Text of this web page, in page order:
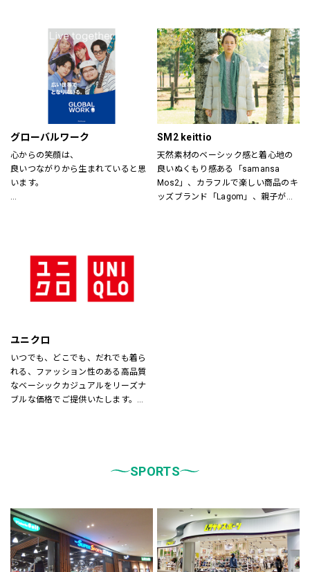
は150cmまで、大人はXLサイズまで
取り揃えているので、ご家族で楽し
めるペアアイテムもラインナップし
たファミリーカジュアルブランドで
す。
グローバルワーク
心からの笑顔は、
良いつながりから生まれていると思
います。
心地よさや好感を大切にした
“Good Feeling Wear”で
ともに生きよう
SM2 keittio
天然素材のベーシック感と着心地の
良いぬくもり感ある「samansa
Mos2」、カラフルで楽しい商品のキ
ッズブランド「Lagom」、親子が楽
ユニクロ
いつでも、どこでも、だれでも着ら
れる、ファッション性のある高品質
なベーシックカジュアルをリーズナ
ブルな価格でご提供いたします。
などをゾーンに分けて配置し、広
す。
どうぞご来店ください。
SPORTS